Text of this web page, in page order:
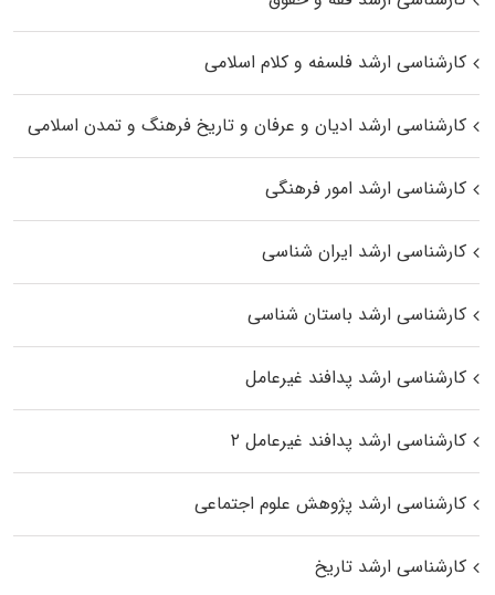
کارشناسی ارشد فلسفه و کلام اسلامی
کارشناسی ارشد ادیان و عرفان و تاریخ فرهنگ و تمدن اسلامی
کارشناسی ارشد امور فرهنگی
کارشناسی ارشد ایران شناسی
کارشناسی ارشد باستان شناسی
کارشناسی ارشد پدافند غیرعامل
کارشناسی ارشد پدافند غیرعامل ۲
کارشناسی ارشد پژوهش علوم اجتماعی
کارشناسی ارشد تاریخ